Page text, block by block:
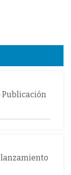
Publicación